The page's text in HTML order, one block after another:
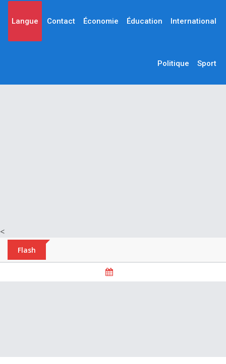
<
Langue Contact Économie Éducation International
Politique Sport
Flash